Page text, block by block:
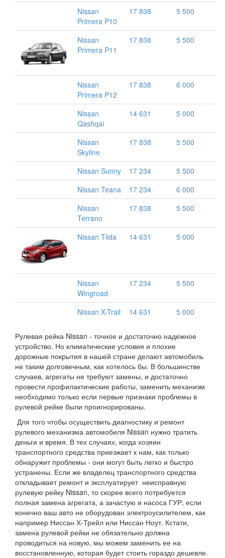
Nissan
Primera P10
17 838 5 500
Nissan
Primera P11
17 838 5 500
Nissan
Primera P12
17 838 6 000
Nissan
Qashqai
14 631 5 000
Nissan
Skyline
17 838 5 500
Nissan Sunny 17 234
5 500
Nissan Teana
17 234
6 000
Nissan
Terrano
17 838 5 500
Nissan Tiida 14 631 5 000
Nissan
Wingroad
17 234 5 500
Nissan X-Trail 14 631 5 000
Рулевая рейка Nissan - точное и достаточно надежное
устройство. Но климатические условия и плохие
дорожные покрытия в нашей стране делают автомобиль
не таким долговечным, как хотелось бы. В большинстве
случаев, агрегаты не требуют замены, и достаточно
провести профилактические работы, заменить механизм
необходимо только если первые признаки проблемы в
рулевой рейке были проигнорированы.
Для того чтобы осуществить диагностику и ремонт
рулевого механизма автомобиля Nissan нужно тратить
деньги и время. В тех случаях, когда хозяин
транспортного средства приезжает к нам, как только
обнаружит проблемы - они могут быть легко и быстро
устранены. Если же владелец транспортного средства
откладывает ремонт и эксплуатирует неисправную
рулевую рейку Nissan, то скорее всего потребуется
полная замена агрегата, а зачастую и насоса ГУР, если
конечно ваш авто не оборудован электроусилителем, как
например Ниссан Х-Трейл или Ниссан Ноут. Кстати,
замена рулевой рейки не обязательно должна
проводиться на новую, мы можем заменить ее на
восстановленную, которая будет стоить гораздо дешевле.